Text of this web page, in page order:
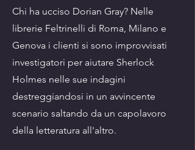
Chi ha ucciso Dorian Gray? Nelle
librerie Feltrinelli di Roma, Milano e
Genova i clienti si sono improvvisati
investigatori per aiutare Sherlock
Holmes nelle sue indagini
destreggiandosi in un avvincente
scenario saltando da un capolavoro
della letteratura all'altro.